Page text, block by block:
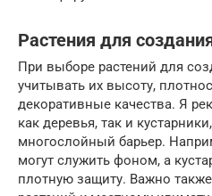
Растения для
При выборе растений для
учитывать их высоту,
декоративные качества. Я
как деревья, так и
многослойный барьер.
могут служить фоном, а
плотную защиту. Важно